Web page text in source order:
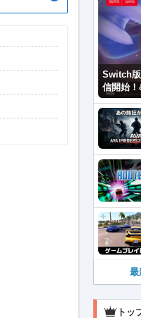
Switch
信開始
が登場！
最
トッ